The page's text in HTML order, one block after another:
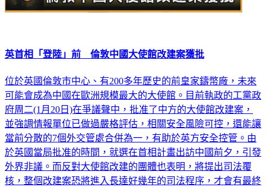
英首相「登陸」前 倫敦中國大使館改建案獲批
位於英國倫敦市中心、有200多年歷史的前皇家鑄幣廠，未來
可能會成為中國在歐洲規模最大的大使館。目前執政的工黨政
府周二(1月20日)在爭議聲中，批准了中方的大使館改建案，
並強調情報單位已做過嚴格評估，相關安全風險可控，還能讓
當前分散的7個外交管處合併為一，有助於英方安全控管。由
於英國當局批准的時間，就選在首相計畫出訪中國前夕，引發
外界非議。而反對大使館改建的團體也表明，將提出司法覆
核，整個改建案恐將進入長達好幾年的司法程序，才會有最終